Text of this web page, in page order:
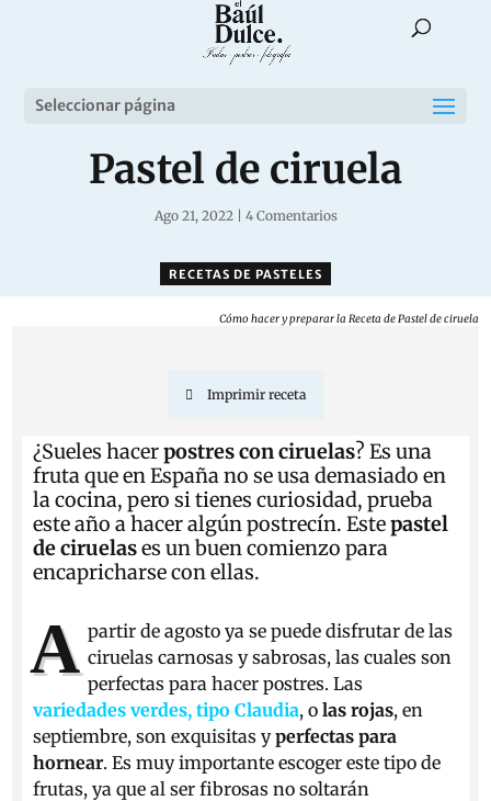
Seleccionar página
Pastel de ciruela
Ago 21, 2022| 4 Comentarios
RECETAS DE PASTELES
Cómo hacer y preparar la Receta de Pastel de ciruela
Imprimir receta
¿Sueles hacerpostres con ciruelas? Es una
fruta que en España no se usa demasiado en
la cocina, pero si tienes curiosidad, prueba
este año a hacer algún postrecín. Estepastel
de ciruelases un buen comienzo para
encapricharse con ellas.
A partir de agosto ya se puede disfrutar de las
ciruelas carnosas y sabrosas, las cuales son
perfectas para hacer postres. Las
variedades verdes, tipo Claudia, olas rojas, en
septiembre, son exquisitas yperfectas para
hornear. Es muy importante escoger este tipo de
frutas, ya que al ser fibrosas no soltarán